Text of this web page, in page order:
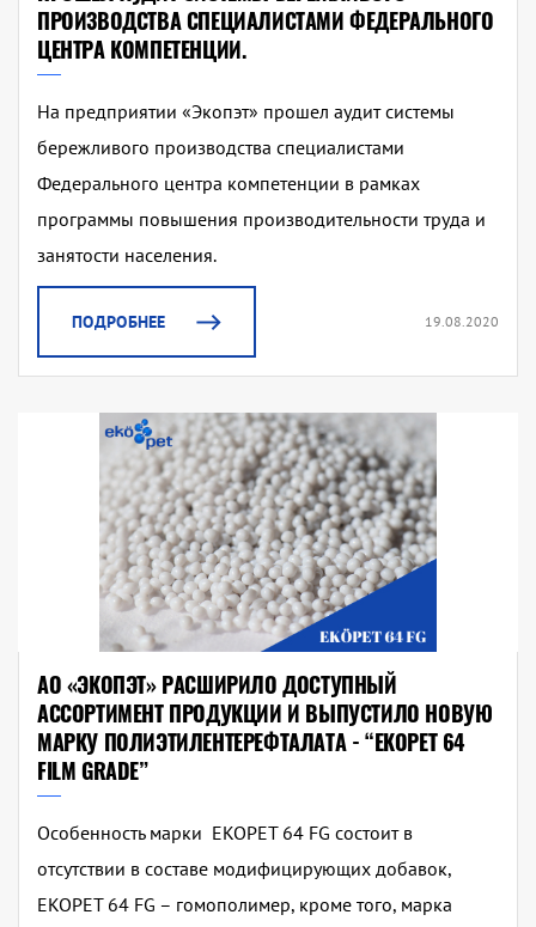
ПРОИЗВОДСТВА СПЕЦИАЛИСТАМИ ФЕДЕРАЛЬНОГО
ЦЕНТРА КОМПЕТЕНЦИИ.
На предприятии «Экопэт» прошел аудит системы
бережливого производства специалистами
Федерального центра компетенции в рамках
программы повышения производительности труда и
занятости населения.
ПОДРОБНЕЕ 19.08.2020
АО «ЭКОПЭТ» РАСШИРИЛО ДОСТУПНЫЙ
АССОРТИМЕНТ ПРОДУКЦИИ И ВЫПУСТИЛО НОВУЮ
МАРКУ ПОЛИЭТИЛЕНТЕРЕФТАЛАТА - “EKOPET 64
FILM GRADE”
Особенность марки EKOPET 64 FG состоит в
отсутствии в составе модифицирующих добавок,
EKOPET 64 FG – гомополимер, кроме того, марка